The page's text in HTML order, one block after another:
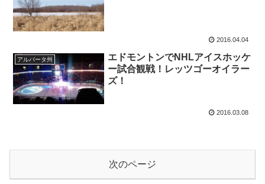
2016.04.04
アルバータ州
エドモントンでNHLアイスホッケ
ー試合観戦！レッツゴーオイラー
ズ！
2016.03.08
次のページ